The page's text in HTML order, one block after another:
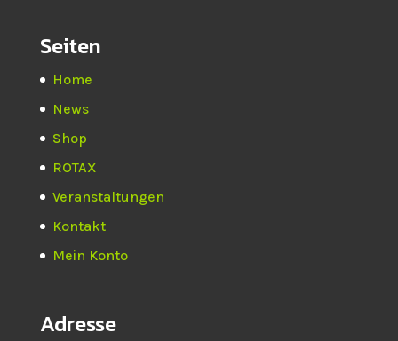
Seiten
Home
News
Shop
ROTAX
Veranstaltungen
Kontakt
Mein Konto
Adresse